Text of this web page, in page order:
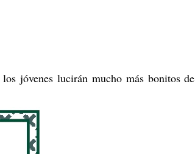
jóvenes lucirán mucho más bonitos de